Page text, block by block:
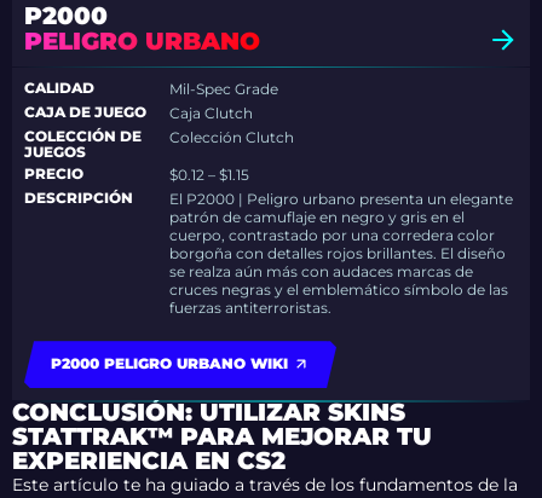
P2000
PELIGRO URBANO
CALIDAD
Mil-Spec Grade
CAJA DE JUEGO
Caja Clutch
COLECCIÓN DE
JUEGOS
Colección Clutch
PRECIO
$0.12 – $1.15
DESCRIPCIÓN
El P2000 | Peligro urbano presenta un elegante
patrón de camuflaje en negro y gris en el
cuerpo, contrastado por una corredera color
borgoña con detalles rojos brillantes. El diseño
se realza aún más con audaces marcas de
cruces negras y el emblemático símbolo de las
fuerzas antiterroristas.
P2000 PELIGRO URBANO WIKI
CONCLUSIÓN: UTILIZAR SKINS
STATTRAK™ PARA MEJORAR TU
EXPERIENCIA EN CS2
Este artículo te ha guiado a través de los fundamentos de la